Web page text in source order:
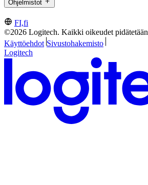
Ohjelmistot
FI,fi
©2026 Logitech. Kaikki oikeudet pidätetään
Käyttöehdot Sivustohakemisto
Logitech